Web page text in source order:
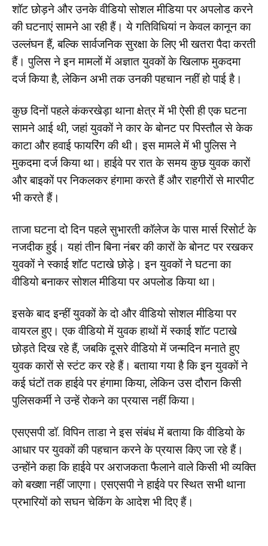
शॉट छोड़ने और उनके वीडियो सोशल मीडिया पर अपलोड करने
की घटनाएं सामने आ रही हैं। ये गतिविधियां न केवल कानून का
उल्लंघन हैं, बल्कि सार्वजनिक सुरक्षा के लिए भी खतरा पैदा करती
हैं। पुलिस ने इन मामलों में अज्ञात युवकों के खिलाफ मुकदमा
दर्ज किया है, लेकिन अभी तक उनकी पहचान नहीं हो पाई है।
कुछ दिनों पहले कंकरखेड़ा थाना क्षेत्र में भी ऐसी ही एक घटना
सामने आई थी, जहां युवकों ने कार के बोनट पर पिस्तौल से केक
काटा और हवाई फायरिंग की थी। इस मामले में भी पुलिस ने
मुकदमा दर्ज किया था। हाईवे पर रात के समय कुछ युवक कारों
और बाइकों पर निकलकर हंगामा करते हैं और राहगीरों से मारपीट
भी करते हैं।
ताजा घटना दो दिन पहले सुभारती कॉलेज के पास मार्स रिसोर्ट के
नजदीक हुई। यहां तीन बिना नंबर की कारों के बोनट पर रखकर
युवकों ने स्काई शॉट पटाखे छोड़े। इन युवकों ने घटना का
वीडियो बनाकर सोशल मीडिया पर अपलोड किया था।
इसके बाद इन्हीं युवकों के दो और वीडियो सोशल मीडिया पर
वायरल हुए। एक वीडियो में युवक हाथों में स्काई शॉट पटाखे
छोड़ते दिख रहे हैं, जबकि दूसरे वीडियो में जन्मदिन मनाते हुए
युवक कारों से स्टंट कर रहे हैं। बताया गया है कि इन युवकों ने
कई घंटों तक हाईवे पर हंगामा किया, लेकिन उस दौरान किसी
पुलिसकर्मी ने उन्हें रोकने का प्रयास नहीं किया।
एसएसपी डॉ. विपिन ताडा ने इस संबंध में बताया कि वीडियो के
आधार पर युवकों की पहचान करने के प्रयास किए जा रहे हैं।
उन्होंने कहा कि हाईवे पर अराजकता फैलाने वाले किसी भी व्यक्ति
को बख्शा नहीं जाएगा। एसएसपी ने हाईवे पर स्थित सभी थाना
प्रभारियों को सघन चेकिंग के आदेश भी दिए हैं।